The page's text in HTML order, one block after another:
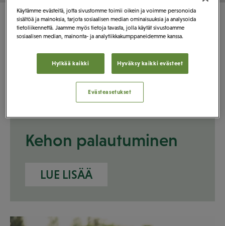
Kehon palautuminen
LUE LISÄÄ
Käytämme evästeitä, jotta sivustomme toimii oikein ja voimme personoida
sisältöä ja mainoksia, tarjota sosiaalisen median ominaisuuksia ja analysoida
tietoliikennettä. Jaamme myös tietoja tavasta, jolla käytät sivustoamme
sosiaalisen median, mainonta- ja analytiikkakumppaneidemme kanssa.
Hylkää kaikki Hyväksy kaikki evästeet
Evästeasetukset